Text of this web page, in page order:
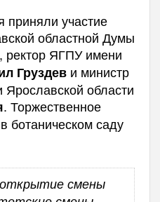
приняли участие
областной Думы
, ректор ЯГПУ имени
Груздеви министр
области
. Торжественное
ботаническом саду
смены